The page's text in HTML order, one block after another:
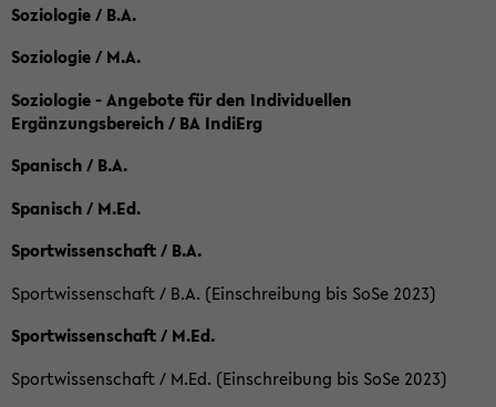
Soziologie / B.A.
Soziologie / M.A.
Soziologie - Angebote für den Individuellen
Ergänzungsbereich / BA IndiErg
Spanisch / B.A.
Spanisch / M.Ed.
Sportwissenschaft / B.A.
Sportwissenschaft / B.A. (Einschreibung bis SoSe 2023)
Sportwissenschaft / M.Ed.
Sportwissenschaft / M.Ed. (Einschreibung bis SoSe 2023)